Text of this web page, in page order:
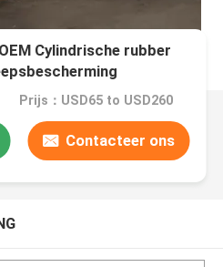
Cylindrische rubber
Prijs：USD65 to USD260
Contacteer ons